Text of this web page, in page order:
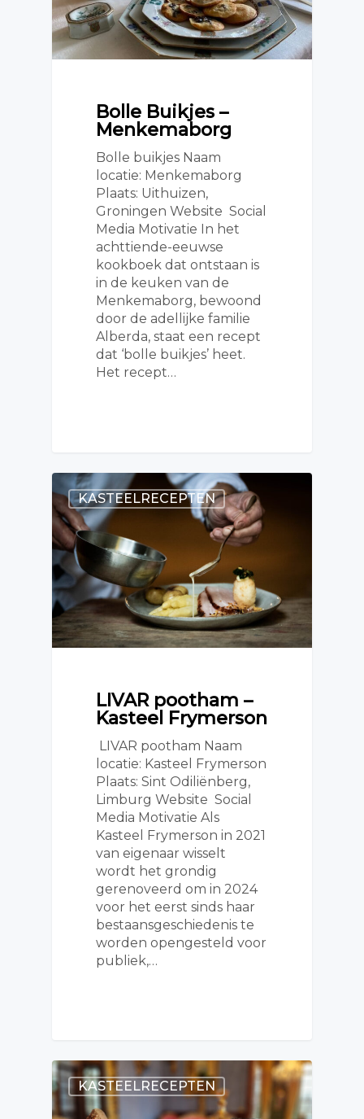
Bolle Buikjes –
Menkemaborg
Bolle buikjes Naam
locatie: Menkemaborg
Plaats: Uithuizen,
Groningen Website Social
Media Motivatie In het
achttiende-eeuwse
kookboek dat ontstaan is
in de keuken van de
Menkemaborg, bewoond
door de adellijke familie
Alberda, staat een recept
dat ‘bolle buikjes’ heet.
Het recept…
KASTEELRECEPTEN
LIVAR pootham –
Kasteel Frymerson
LIVAR pootham Naam
locatie: Kasteel Frymerson
Plaats: Sint Odiliënberg,
Limburg Website Social
Media Motivatie Als
Kasteel Frymerson in 2021
van eigenaar wisselt
wordt het grondig
gerenoveerd om in 2024
voor het eerst sinds haar
bestaansgeschiedenis te
worden opengesteld voor
publiek,…
KASTEELRECEPTEN